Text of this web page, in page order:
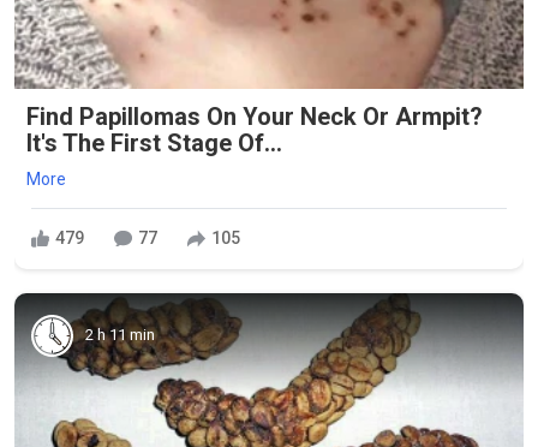
Find Papillomas On Your Neck Or Armpit?
It's The First Stage Of...
More
479 77 105
2 h 11 min